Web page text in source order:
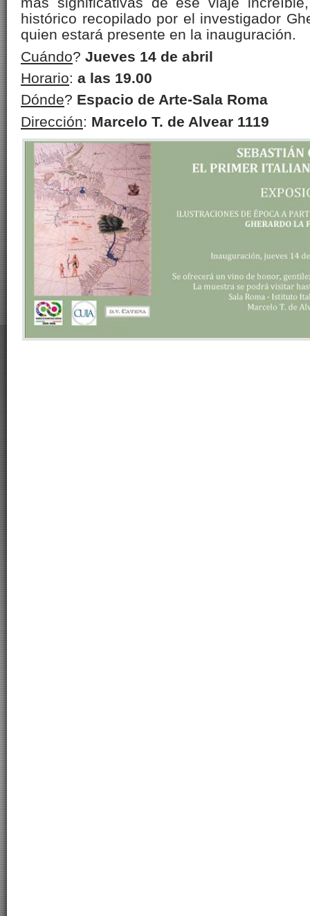
histórico recopilado por el investigador
quien estará presente en la inauguración.
Cuándo? Jueves 14 de abril
Horario: a las 19.00
Dónde? Espacio de Arte-Sala Roma
Dirección: Marcelo T. de Alvear 1119